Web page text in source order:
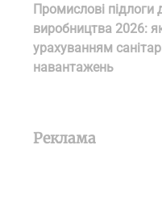
Промислові підлоги
виробництва 2026:
урахуванням
навантажень
Реклама